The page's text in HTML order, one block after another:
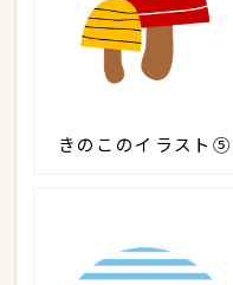
きのこのイラスト⑤